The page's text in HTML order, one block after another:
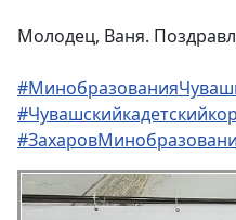
Молодец, Ваня.